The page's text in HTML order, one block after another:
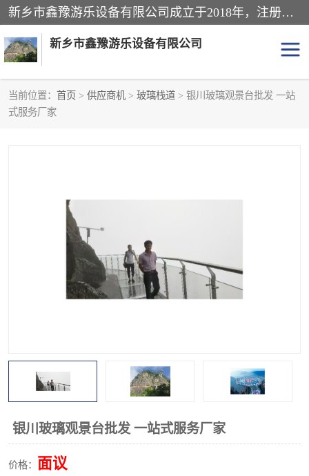
新乡市鑫豫游乐设备有限公司成立于2018年，注册地位于河南省。经营范围包括游乐设备、滑索、滑道、空中自行车、吊桥、拓展器材、攀岩器材、趣桥、悬崖秋千、网红桥、儿童乐园设备、水上乐园设备、丛林穿越设备、音乐呐喊设备、轨道滑车、栈道、玻璃滑道、观景平台、景观包装的设计、制造、销售、安装、维修，景区策划服务。
新乡市鑫豫游乐设备有限公司
当前位置： 首页 > 供应商机 > 玻璃栈道 > 银川玻璃观景台批发 一站
式服务厂家
银川玻璃观景台批发 一站式服务厂家
价格： 面议
游乐设备
空中自行车
玻璃滑道
音乐呐喊设备 栈道
玻璃栈道